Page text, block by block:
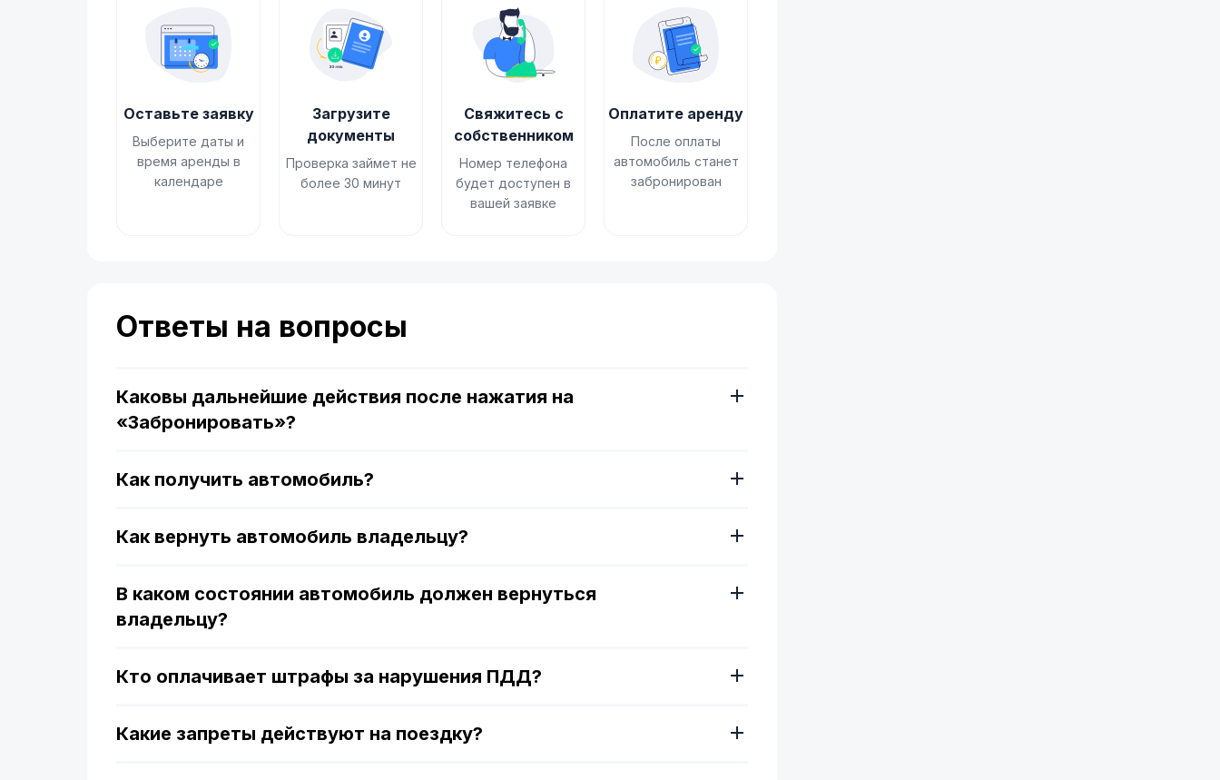
Оставьте заявку
Выберите даты и
время аренды в
календаре
Загрузите
документы
Проверка займет не
более 30 минут
Свяжитесь с
собственником
Номер телефона
будет доступен в
вашей заявке
Оплатите аренду
После оплаты
автомобиль станет
забронирован
Ответы на вопросы
Каковы дальнейшие действия после нажатия на
«Забронировать»?
Как получить автомобиль?
Как вернуть автомобиль владельцу?
В каком состоянии автомобиль должен вернуться
владельцу?
Кто оплачивает штрафы за нарушения ПДД?
Какие запреты действуют на поездку?